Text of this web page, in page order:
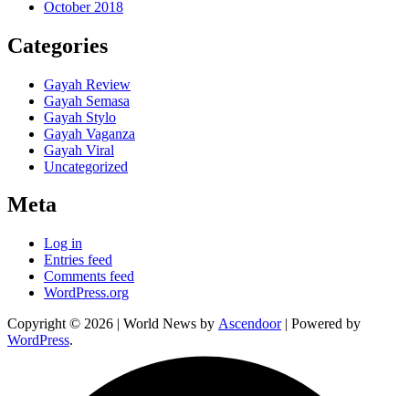
October 2018
Categories
Gayah Review
Gayah Semasa
Gayah Stylo
Gayah Vaganza
Gayah Viral
Uncategorized
Meta
Log in
Entries feed
Comments feed
WordPress.org
Copyright © 2026 | World News by Ascendoor| Powered by
WordPress.